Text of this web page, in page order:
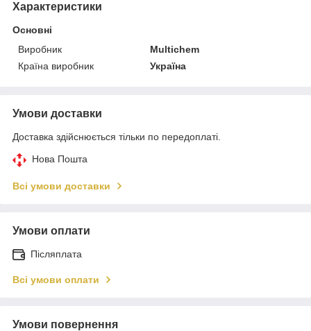
Характеристики
Основні
Виробник
Multichem
Країна виробник
Україна
Умови доставки
Доставка здійснюється тільки по передоплаті.
Нова Пошта
Всі умови доставки
Умови оплати
Післяплата
Всі умови оплати
Умови повернення